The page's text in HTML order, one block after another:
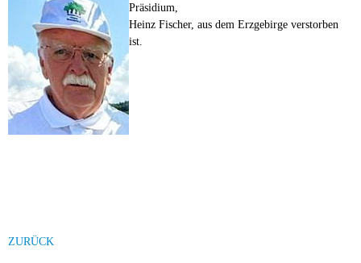
Präsidium,
Heinz Fischer, aus dem Erzgebirge verstorben
ist.
ZURÜCK